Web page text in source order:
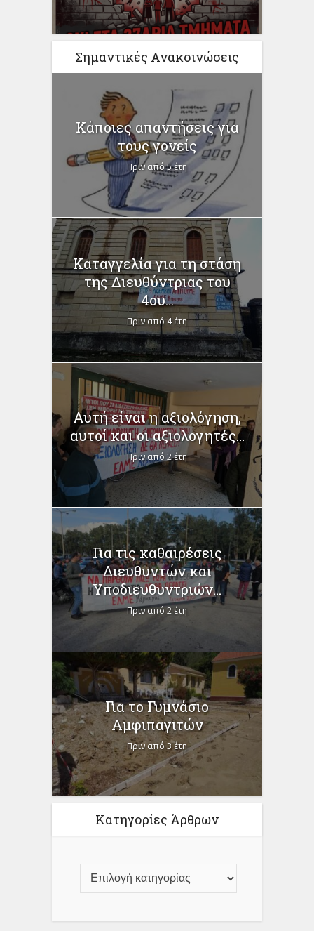
Σημαντικές Ανακοινώσεις
Κάποιες απαντήσεις για
τους γονείς
Πριν από 5 έτη
Καταγγελία για τη στάση
της Διευθύντριας του
4ου...
Πριν από 4 έτη
Αυτή είναι η αξιολόγηση,
αυτοί και οι αξιολογητές...
Πριν από 2 έτη
Για τις καθαιρέσεις
Διευθυντών και
Υποδιευθυντριών...
Πριν από 2 έτη
Για το Γυμνάσιο
Αμφιπαγιτών
Πριν από 3 έτη
Κατηγορίες Άρθρων